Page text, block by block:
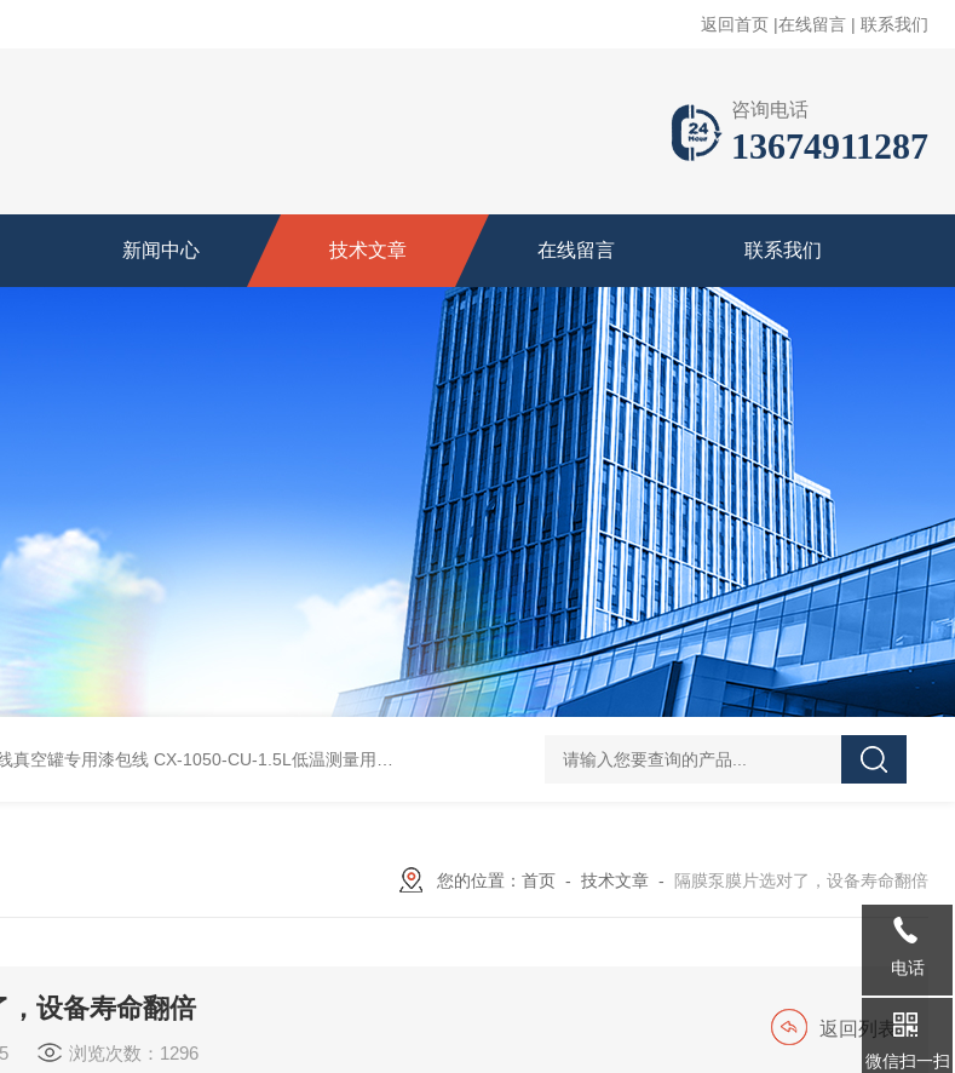
返回首页 |在线留言 | 联系我们
咨询电话
13674911287
新闻中心 技术文章 在线留言 联系我们
真空罐专用漆包线 CX-1050-CU-1.5L低温测量用硅二极管温度传感器 36AWG磷青铜四色低温排线 36AWG/32AWG/34AWG
您的位置： 首页 - 技术文章 - 隔膜泵膜片选对了，设备寿命翻倍
，设备寿命翻倍
25 浏览次数：1296
返回列表
电话
微信扫一扫